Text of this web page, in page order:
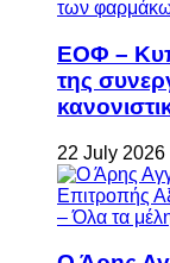
ΕΟΦ –
της
22 July 2026